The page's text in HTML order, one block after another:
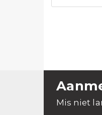
Mis niet